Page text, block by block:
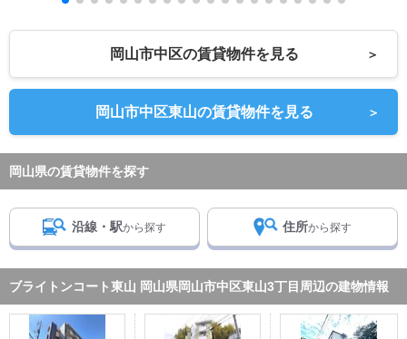
岡山市中区の賃貸物件を見る ＞
岡山市中区東山の賃貸物件を見る ＞
岡山県の賃貸物件を探す
沿線・駅から探す 住所から探す
ブライトンコート東山 岡山県岡山市中区東山3丁目周辺の建物情報